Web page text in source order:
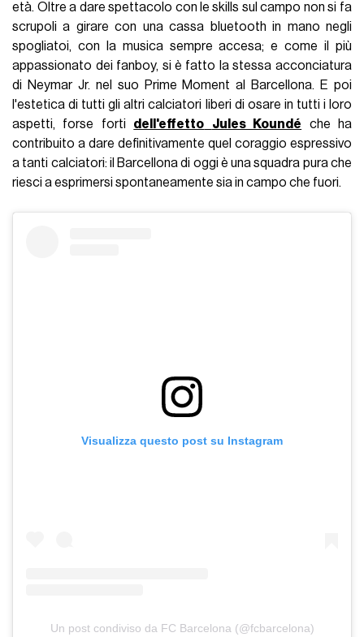
età. Oltre a dare spettacolo con le skills sul campo non si fa
scrupoli a girare con una cassa bluetooth in mano negli
spogliatoi, con la musica sempre accesa; e come il più
appassionato dei fanboy, si è fatto la stessa acconciatura
di Neymar Jr. nel suo Prime Moment al Barcellona. E poi
l'estetica di tutti gli altri calciatori liberi di osare in tutti i loro
aspetti, forse forti dell'effetto Jules Koundé che ha
contribuito a dare definitivamente quel coraggio espressivo
a tanti calciatori: il Barcellona di oggi è una squadra pura che
riesci a esprimersi spontaneamente sia in campo che fuori.
Visualizza questo post su Instagram
Un post condiviso da FC Barcelona (@fcbarcelona)